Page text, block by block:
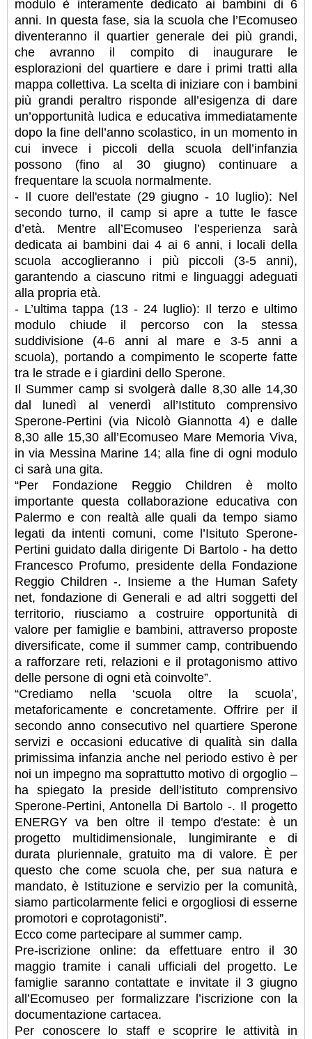
modulo è interamente dedicato ai bambini di 6
anni. In questa fase, sia la scuola che l’Ecomuseo
diventeranno il quartier generale dei più grandi,
che avranno il compito di inaugurare le
esplorazioni del quartiere e dare i primi tratti alla
mappa collettiva. La scelta di iniziare con i bambini
più grandi peraltro risponde all’esigenza di dare
un’opportunità ludica e educativa immediatamente
dopo la fine dell’anno scolastico, in un momento in
cui invece i piccoli della scuola dell’infanzia
possono (fino al 30 giugno) continuare a
frequentare la scuola normalmente.
- Il cuore dell'estate (29 giugno - 10 luglio): Nel
secondo turno, il camp si apre a tutte le fasce
d’età. Mentre all’Ecomuseo l’esperienza sarà
dedicata ai bambini dai 4 ai 6 anni, i locali della
scuola accoglieranno i più piccoli (3-5 anni),
garantendo a ciascuno ritmi e linguaggi adeguati
alla propria età.
- L’ultima tappa (13 - 24 luglio): Il terzo e ultimo
modulo chiude il percorso con la stessa
suddivisione (4-6 anni al mare e 3-5 anni a
scuola), portando a compimento le scoperte fatte
tra le strade e i giardini dello Sperone.
Il Summer camp si svolgerà dalle 8,30 alle 14,30
dal lunedì al venerdì all’Istituto comprensivo
Sperone-Pertini (via Nicolò Giannotta 4) e dalle
8,30 alle 15,30 all’Ecomuseo Mare Memoria Viva,
in via Messina Marine 14; alla fine di ogni modulo
ci sarà una gita.
“Per Fondazione Reggio Children è molto
importante questa collaborazione educativa con
Palermo e con realtà alle quali da tempo siamo
legati da intenti comuni, come l’Isituto Sperone-
Pertini guidato dalla dirigente Di Bartolo - ha detto
Francesco Profumo, presidente della Fondazione
Reggio Children -. Insieme a the Human Safety
net, fondazione di Generali e ad altri soggetti del
territorio, riusciamo a costruire opportunità di
valore per famiglie e bambini, attraverso proposte
diversificate, come il summer camp, contribuendo
a rafforzare reti, relazioni e il protagonismo attivo
delle persone di ogni età coinvolte”.
“Crediamo nella ‘scuola oltre la scuola’,
metaforicamente e concretamente. Offrire per il
secondo anno consecutivo nel quartiere Sperone
servizi e occasioni educative di qualità sin dalla
primissima infanzia anche nel periodo estivo è per
noi un impegno ma soprattutto motivo di orgoglio –
ha spiegato la preside dell’istituto comprensivo
Sperone-Pertini, Antonella Di Bartolo -. Il progetto
ENERGY va ben oltre il tempo d'estate: è un
progetto multidimensionale, lungimirante e di
durata pluriennale, gratuito ma di valore. È per
questo che come scuola che, per sua natura e
mandato, è Istituzione e servizio per la comunità,
siamo particolarmente felici e orgogliosi di esserne
promotori e coprotagonisti”.
Ecco come partecipare al summer camp.
Pre-iscrizione online: da effettuare entro il 30
maggio tramite i canali ufficiali del progetto. Le
famiglie saranno contattate e invitate il 3 giugno
all’Ecomuseo per formalizzare l’iscrizione con la
documentazione cartacea.
Per conoscere lo staff e scoprire le attività in